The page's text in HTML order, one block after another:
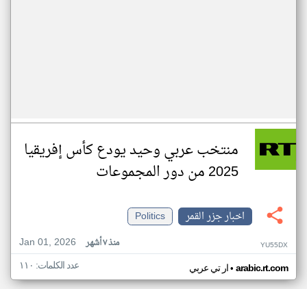
منتخب عربي وحيد يودع كأس إفريقيا
2025 من دور المجموعات
اخبار جزر القمر
Politics
Jan 01, 2026
منذ ٧ أشهر YU55DX
ار تي عربي• arabic.rt.com عدد الكلمات: ١١٠